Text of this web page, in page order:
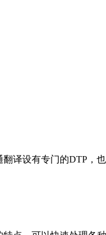
译设有专门的DTP，